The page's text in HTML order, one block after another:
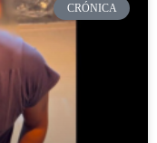
CRÓNICA